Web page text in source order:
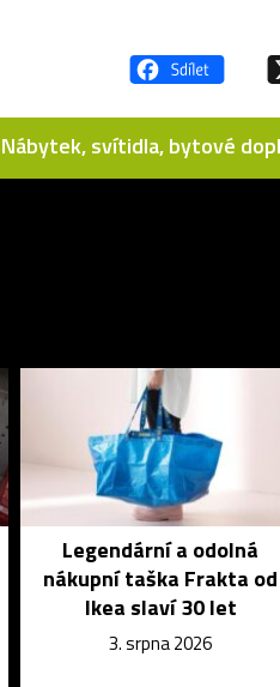
svítidla, bytové
Legendární a odolná
nákupní taška Frakta od
Ikea slaví 30 let
3. srpna 2026